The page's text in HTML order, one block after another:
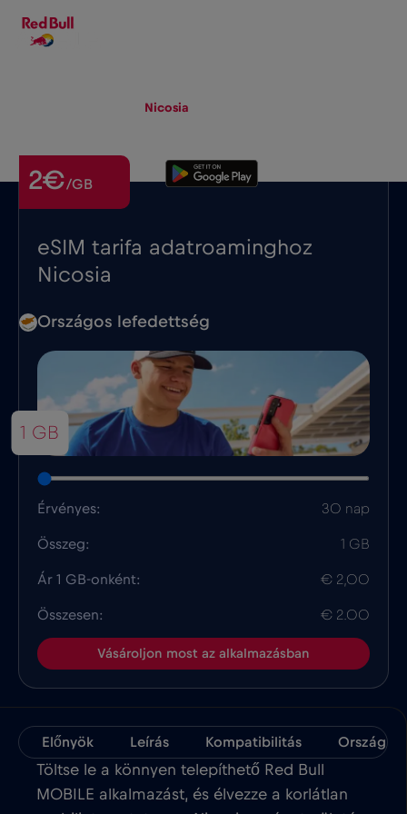
Nicosia
eSIM tarifa adatroaminghoz
Nicosia
2€/GB
Országos lefedettség
1 GB
Érvényes: 30 nap
Összeg: 1 GB
Ár 1 GB-onként: € 2,00
Összesen: € 2.00
Vásároljon most az alkalmazásban
Előnyök Leírás Kompatibilitás Ország
Töltse le a könnyen telepíthető Red Bull
MOBILE alkalmazást, és élvezze a korlátlan